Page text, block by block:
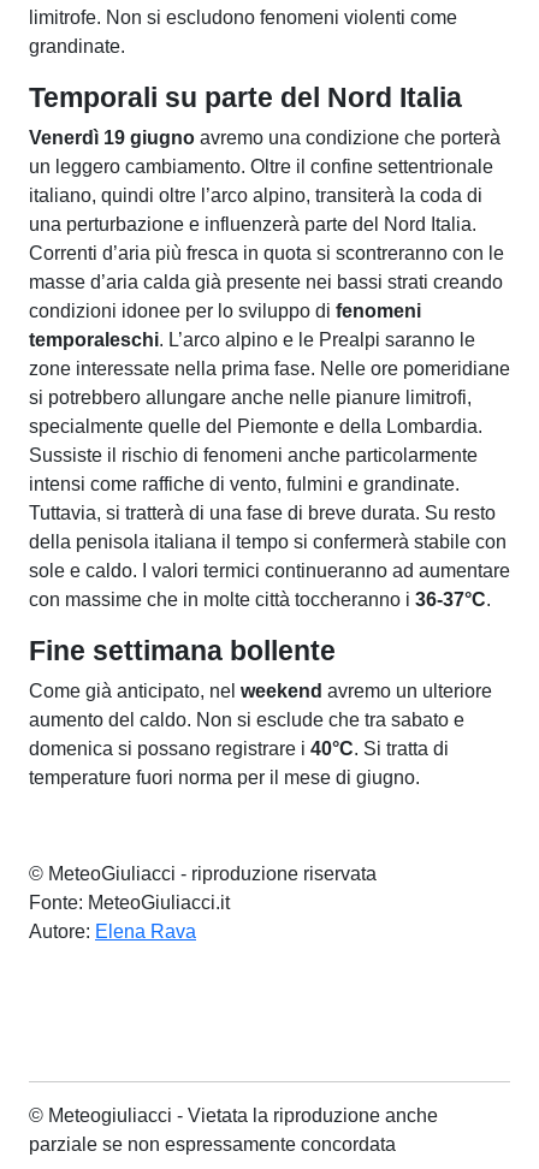
limitrofe. Non si escludono fenomeni violenti come
grandinate.
Temporali su parte del Nord Italia
Venerdì 19 giugno avremo una condizione che porterà
un leggero cambiamento. Oltre il confine settentrionale
italiano, quindi oltre l’arco alpino, transiterà la coda di
una perturbazione e influenzerà parte del Nord Italia.
Correnti d’aria più fresca in quota si scontreranno con le
masse d’aria calda già presente nei bassi strati creando
condizioni idonee per lo sviluppo di fenomeni
temporaleschi. L’arco alpino e le Prealpi saranno le
zone interessate nella prima fase. Nelle ore pomeridiane
si potrebbero allungare anche nelle pianure limitrofi,
specialmente quelle del Piemonte e della Lombardia.
Sussiste il rischio di fenomeni anche particolarmente
intensi come raffiche di vento, fulmini e grandinate.
Tuttavia, si tratterà di una fase di breve durata. Su resto
della penisola italiana il tempo si confermerà stabile con
sole e caldo. I valori termici continueranno ad aumentare
con massime che in molte città toccheranno i 36-37°C.
Fine settimana bollente
Come già anticipato, nel weekend avremo un ulteriore
aumento del caldo. Non si esclude che tra sabato e
domenica si possano registrare i 40°C. Si tratta di
temperature fuori norma per il mese di giugno.
© MeteoGiuliacci - riproduzione riservata
Fonte: MeteoGiuliacci.it
Autore: Elena Rava
© Meteogiuliacci - Vietata la riproduzione anche
parziale se non espressamente concordata